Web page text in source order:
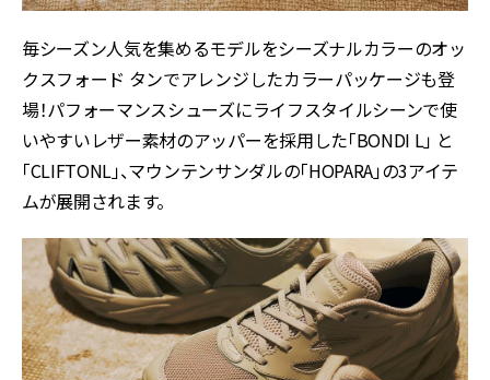
毎シーズン人気を集めるモデルをシーズナルカラーのオッ
クスフォード タンでアレンジしたカラーパッケージも登
場！パフォーマンスシューズにライフスタイルシーンで使
いやすいレザー素材のアッパーを採用した「BONDI L」 と
「CLIFTONL」、マウンテンサンダルの「HOPARA」の3アイテ
ムが展開されます。